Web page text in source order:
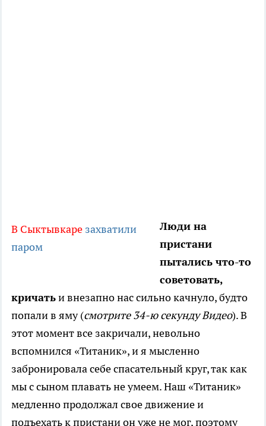
В Сыктывкаре захватили
паром
Люди на
пристани
пытались что-то
советовать,
кричатьи внезапно нас сильно качнуло, будто
попали в яму (cмотрите 34-ю секунду Видео). В
этот момент все закричали, невольно
вспомнился «Титаник», и я мысленно
забронировала себе спасательный круг, так как
мы с сыном плавать не умеем. Наш «Титаник»
медленно продолжал свое движение и
подъехать к пристани он уже не мог, поэтому